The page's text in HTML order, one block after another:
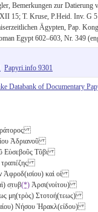
Bemerkungen zur Datierung
15; T. Kruse, P.Heid. Inv. G
Ägypten, Pap.
Egypt 602–603, Nr. 349
Papyri.info 9301
Databank of Documentary
Ἁδριανοῦ
Εὐσεβοῦς Τῦβι
τραπέζης
Ἀφροδ(ισίου) καὶ οἱ
σ̣τυβ(*) Ἀρσι(νοίτου)
μη(τρὸς) Στοτοή(τεως)
Νήσου Ἡρακλ(είδου)